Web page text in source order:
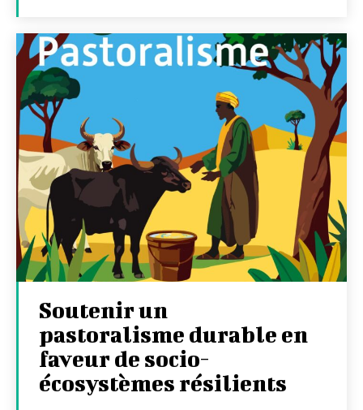
Soutenir un
pastoralisme durable en
faveur de socio-
écosystèmes résilients